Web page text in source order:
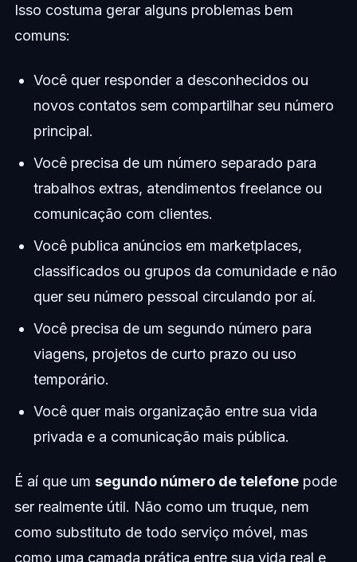
Isso costuma gerar alguns problemas bem
comuns:
Você quer responder a desconhecidos ou
novos contatos sem compartilhar seu número
principal.
Você precisa de um número separado para
trabalhos extras, atendimentos freelance ou
comunicação com clientes.
Você publica anúncios em marketplaces,
classificados ou grupos da comunidade e não
quer seu número pessoal circulando por aí.
Você precisa de um segundo número para
viagens, projetos de curto prazo ou uso
temporário.
Você quer mais organização entre sua vida
privada e a comunicação mais pública.
É aí que um segundo número de telefonepode
ser realmente útil. Não como um truque, nem
como substituto de todo serviço móvel, mas
como uma camada prática entre sua vida real e